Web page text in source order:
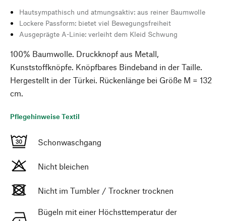
Hautsympathisch und atmungsaktiv: aus reiner Baumwolle
Lockere Passform: bietet viel Bewegungsfreiheit
Ausgeprägte A-Linie: verleiht dem Kleid Schwung
100% Baumwolle. Druckknopf aus Metall,
Kunststoffknöpfe. Knöpfbares Bindeband in der Taille.
Hergestellt in der Türkei. Rückenlänge bei Größe M = 132
cm.
Pflegehinweise Textil
Schonwaschgang
Nicht bleichen
Nicht im Tumbler / Trockner trocknen
Bügeln mit einer Höchsttemperatur der